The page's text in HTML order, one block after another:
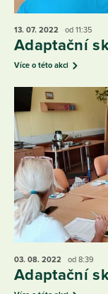
13. 07. 2022 od 11:35
Adaptační
Více o této akci
03. 08. 2022 od 8:39
Adaptační